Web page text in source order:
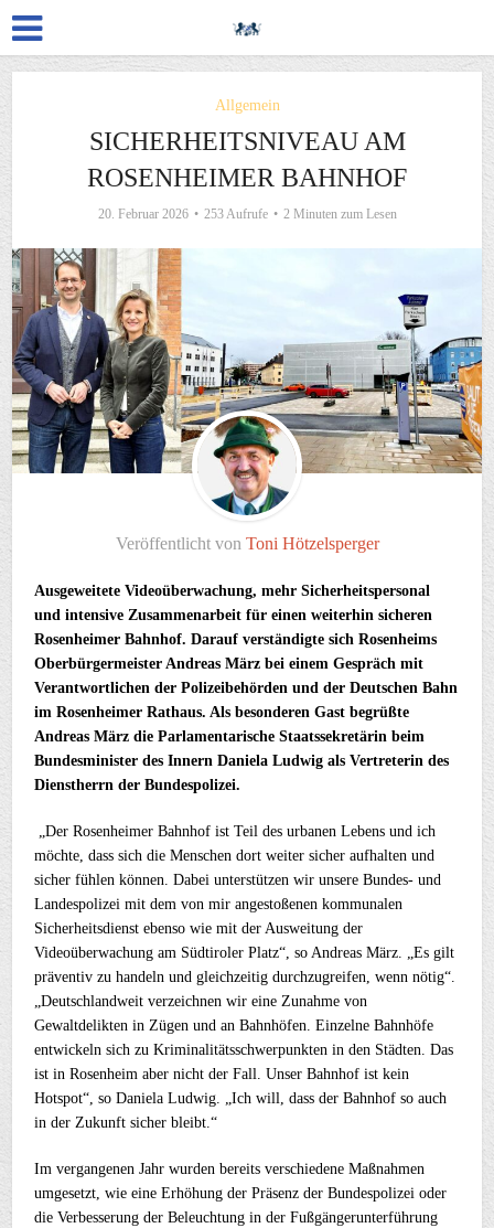
Allgemein
SICHERHEITSNIVEAU AM
ROSENHEIMER BAHNHOF
20. Februar 2026 253 Aufrufe 2 Minuten zum Lesen
Veröffentlicht von Toni Hötzelsperger
Ausgeweitete Videoüberwachung, mehr Sicherheitspersonal
und intensive Zusammenarbeit für einen weiterhin sicheren
Rosenheimer Bahnhof. Darauf verständigte sich Rosenheims
Oberbürgermeister Andreas März bei einem Gespräch mit
Verantwortlichen der Polizeibehörden und der Deutschen Bahn
im Rosenheimer Rathaus. Als besonderen Gast begrüßte
Andreas März die Parlamentarische Staatssekretärin beim
Bundesminister des Innern Daniela Ludwig als Vertreterin des
Dienstherrn der Bundespolizei.
„Der Rosenheimer Bahnhof ist Teil des urbanen Lebens und ich
möchte, dass sich die Menschen dort weiter sicher aufhalten und
sicher fühlen können. Dabei unterstützen wir unsere Bundes- und
Landespolizei mit dem von mir angestoßenen kommunalen
Sicherheitsdienst ebenso wie mit der Ausweitung der
Videoüberwachung am Südtiroler Platz“, so Andreas März. „Es gilt
präventiv zu handeln und gleichzeitig durchzugreifen, wenn nötig“.
„Deutschlandweit verzeichnen wir eine Zunahme von
Gewaltdelikten in Zügen und an Bahnhöfen. Einzelne Bahnhöfe
entwickeln sich zu Kriminalitätsschwerpunkten in den Städten. Das
ist in Rosenheim aber nicht der Fall. Unser Bahnhof ist kein
Hotspot“, so Daniela Ludwig. „Ich will, dass der Bahnhof so auch
in der Zukunft sicher bleibt.“
Im vergangenen Jahr wurden bereits verschiedene Maßnahmen
umgesetzt, wie eine Erhöhung der Präsenz der Bundespolizei oder
die Verbesserung der Beleuchtung in der Fußgängerunterführung